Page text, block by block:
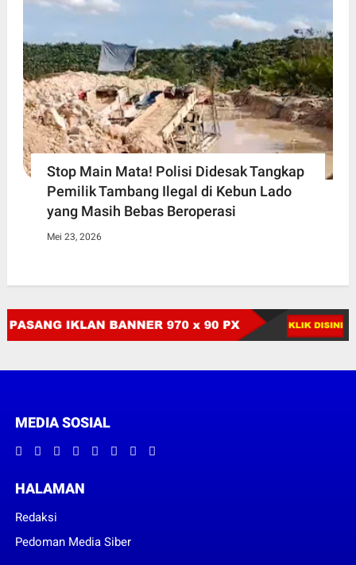
Stop Main Mata! Polisi Didesak Tangkap
Pemilik Tambang Ilegal di Kebun Lado
yang Masih Bebas Beroperasi
Mei 23, 2026
MEDIA SOSIAL
HALAMAN
Redaksi
Pedoman Media Siber